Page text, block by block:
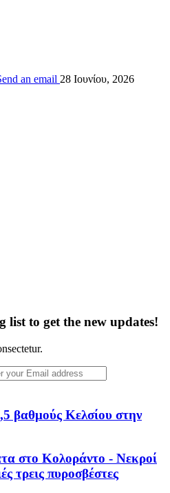
an email 28 Ιουνίου, 2026
list to get the new updates!
βαθμούς Κελσίου στην
στο Κολοράντο - Νεκροί
τρεις πυροσβέστες